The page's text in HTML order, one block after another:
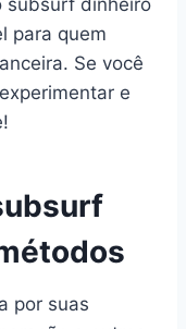
para quem
Se você
e
por suas